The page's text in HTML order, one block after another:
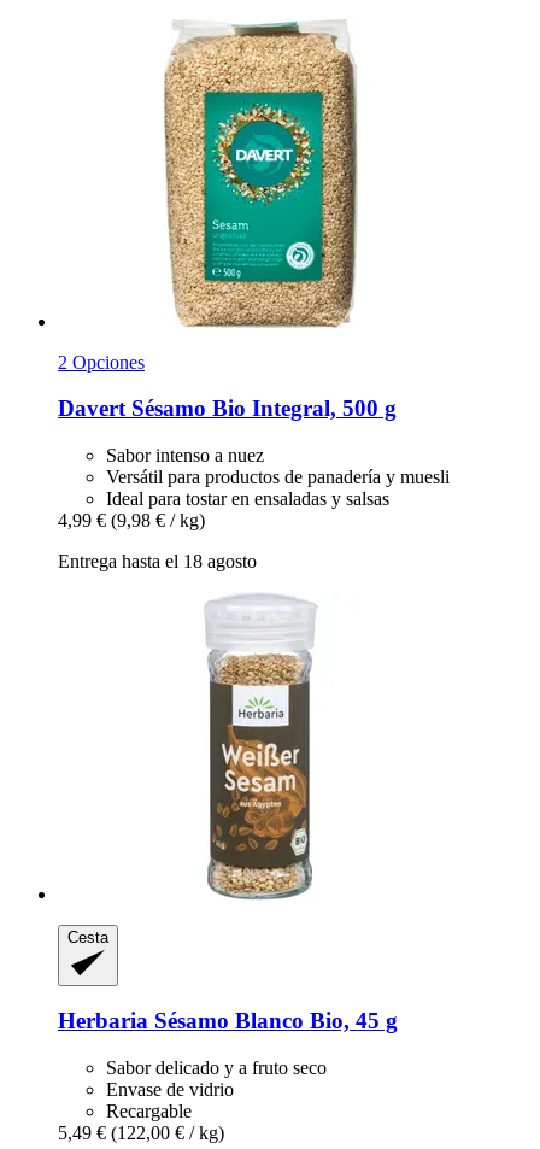
2 Opciones
DavertSésamo Bio Integral, 500 g
Sabor intenso a nuez
Versátil para productos de panadería y muesli
Ideal para tostar en ensaladas y salsas
4,99 € (9,98 € / kg)
Entrega hasta el 18 agosto
Cesta
Herbaria Sésamo Blanco Bio, 45 g
Sabor delicado y a fruto seco
Envase de vidrio
Recargable
5,49 € (122,00 € / kg)